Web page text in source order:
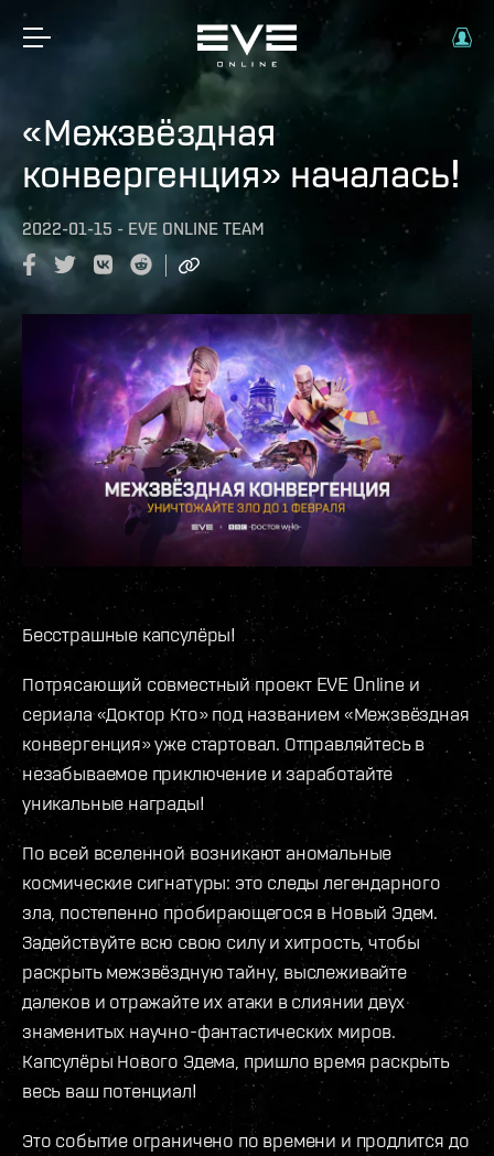
«Межзвёздная
конвергенция» началась!
2022-01-15 - EVE ONLINE TEAM
Бесстрашные капсулёры!
Потрясающий совместный проект EVE Online и
сериала «Доктор Кто» под названием «Межзвёздная
конвергенция» уже стартовал. Отправляйтесь в
незабываемое приключение и заработайте
уникальные награды!
По всей вселенной возникают аномальные
космические сигнатуры: это следы легендарного
зла, постепенно пробирающегося в Новый Эдем.
Задействуйте всю свою силу и хитрость, чтобы
раскрыть межзвёздную тайну, выслеживайте
далеков и отражайте их атаки в слиянии двух
знаменитых научно-фантастических миров.
Капсулёры Нового Эдема, пришло время раскрыть
весь ваш потенциал!
Это событие ограничено по времени и продлится до